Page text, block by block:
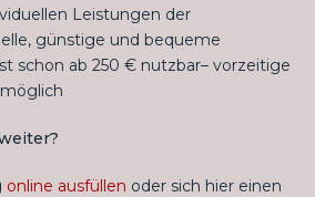
Leistungen der
günstige und bequeme
schon ab 250 € nutzbar– vorzeitige
online ausfüllen oder sich hier einen